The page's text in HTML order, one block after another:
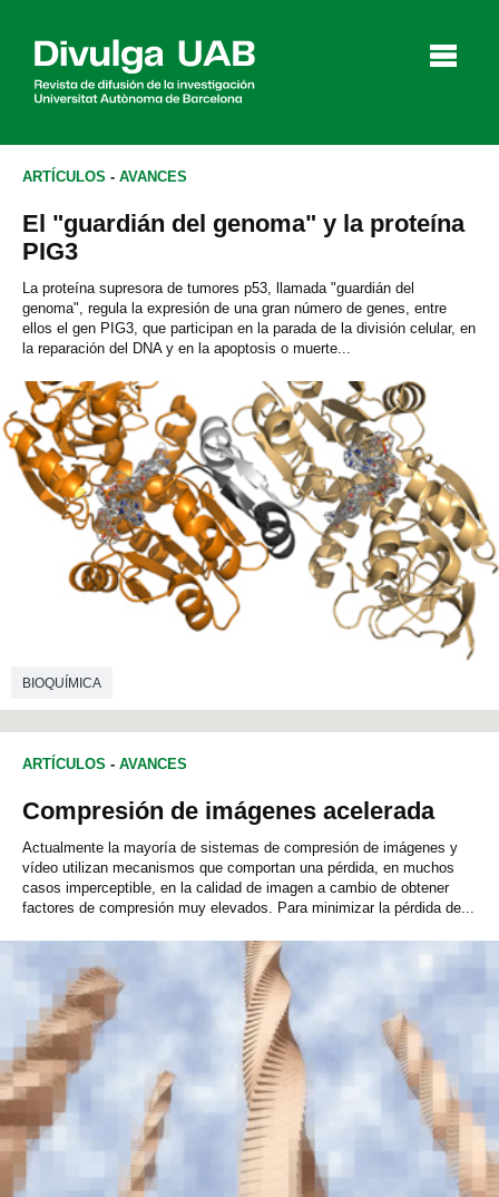
Artículos Entrevistas Vídeos
Agenda
English Català
BUSCAR
ARTÍCULOS - AVANCES
El "guardián del genoma" y la proteína
PIG3
La proteína supresora de tumores p53, llamada "guardián del
genoma", regula la expresión de una gran número de genes, entre
ellos el gen PIG3, que participan en la parada de la división celular, en
la reparación del DNA y en la apoptosis o muerte...
BIOQUÍMICA
ARTÍCULOS - AVANCES
Compresión de imágenes acelerada
Actualmente la mayoría de sistemas de compresión de imágenes y
vídeo utilizan mecanismos que comportan una pérdida, en muchos
casos imperceptible, en la calidad de imagen a cambio de obtener
factores de compresión muy elevados. Para minimizar la pérdida de...